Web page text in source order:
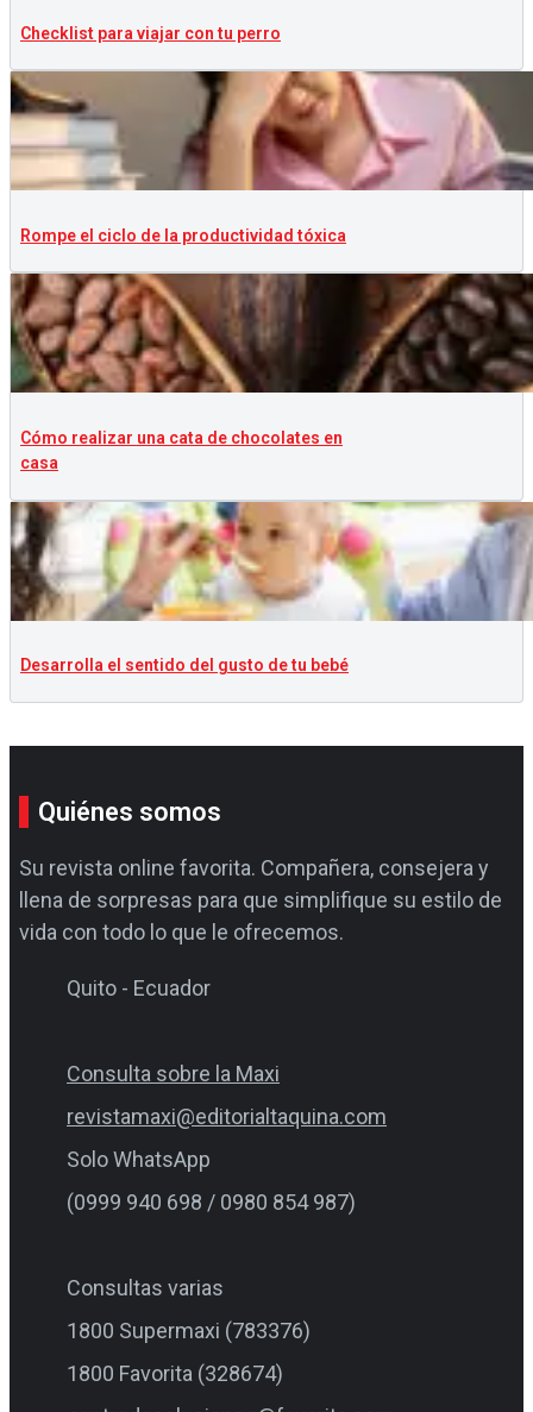
Checklist para viajar con tu perro
Rompe el ciclo de la productividad tóxica
Cómo realizar una cata de chocolates en
casa
Desarrolla el sentido del gusto de tu bebé
Quiénes somos
Su revista online favorita. Compañera, consejera y
llena de sorpresas para que simplifique su estilo de
vida con todo lo que le ofrecemos.
Quito - Ecuador
Consulta sobre la Maxi
revistamaxi@editorialtaquina.com
Solo WhatsApp
(0999 940 698 / 0980 854 987)
Consultas varias
1800 Supermaxi (783376)
1800 Favorita (328674)